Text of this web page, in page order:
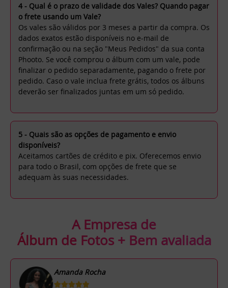
4 - Qual é o prazo de validade dos Vales? Quando pagar
o frete usando um Vale?
Os vales são válidos por 3 meses a partir da compra. Os
dados exatos estão disponíveis no e-mail de
confirmação ou na seção "Meus Pedidos" da sua conta
Phooto. Se você comprou o álbum com um vale, pode
finalizar o pedido separadamente, pagando o frete por
pedido. Caso o vale inclua frete grátis, todos os álbuns
deverão ser finalizados juntas em um só pedido.
5 - Quais são as opções de pagamento e envio
disponíveis?
Aceitamos cartões de crédito e pix. Oferecemos envio
para todo o Brasil, com opções de frete que se
adequam às suas necessidades.
A Empresa de
Álbum de Fotos + Bem avaliada
Amanda Rocha